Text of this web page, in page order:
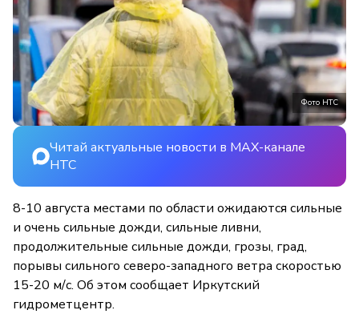
Фото НТС
Читай актуальные новости в MAX-канале
НТС
8-10 августа местами по области ожидаются сильные
и очень сильные дожди, сильные ливни,
продолжительные сильные дожди, грозы, град,
порывы сильного северо-западного ветра скоростью
15-20 м/с. Об этом сообщает Иркутский
гидрометцентр.